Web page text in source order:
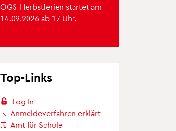
OGS-Herbstferien startet am
14.09.2026 ab 17 Uhr.
Top-Links
Log In
Anmeldeverfahren erklärt
Amt für Schule